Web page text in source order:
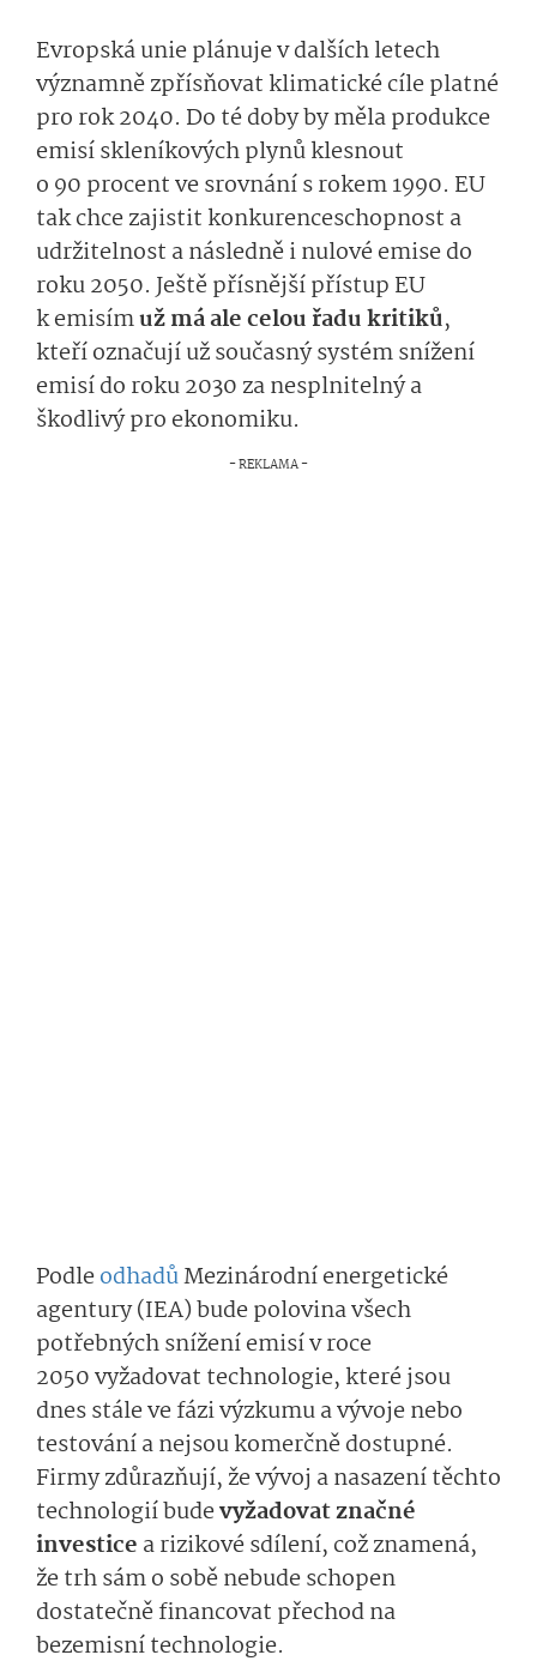
Evropská unie plánuje v dalších letech
významně zpřísňovat klimatické cíle platné
pro rok 2040. Do té doby by měla produkce
emisí skleníkových plynů klesnout
o 90 procent ve srovnání s rokem 1990. EU
tak chce zajistit konkurenceschopnost a
udržitelnost a následně i nulové emise do
roku 2050. Ještě přísnější přístup EU
k emisímuž má ale celou řadu kritiků,
kteří označují už současný systém snížení
emisí do roku 2030 za nesplnitelný a
škodlivý pro ekonomiku.
PodleodhadůMezinárodní energetické
agentury (IEA) bude polovina všech
potřebných snížení emisí v roce
2050 vyžadovat technologie, které jsou
dnes stále ve fázi výzkumu a vývoje nebo
testování a nejsou komerčně dostupné.
Firmy zdůrazňují, že vývoj a nasazení těchto
technologií budevyžadovat značné
investice a rizikové sdílení, což znamená,
že trh sám o sobě nebude schopen
dostatečně financovat přechod na
bezemisní technologie.